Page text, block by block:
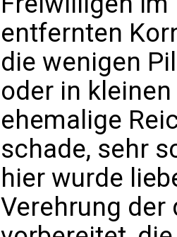
entfernten
die wenigen
oder in
ehemalige
schade, sehr
hier wurde
Verehrung